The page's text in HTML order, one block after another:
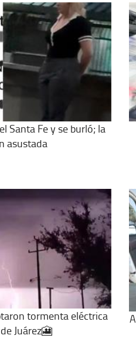
Santa Fe y se burló; la
asustada
tormenta eléctrica
Juárez🎦